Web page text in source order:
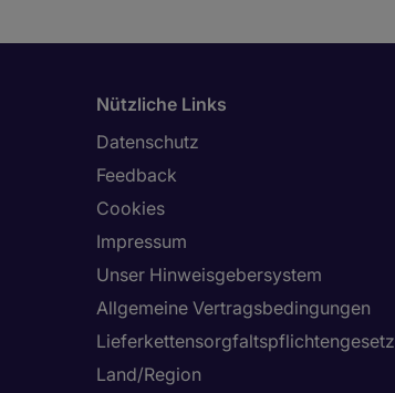
Nützliche Links
Datenschutz
Feedback
Cookies
Impressum
Unser Hinweisgebersystem
Allgemeine Vertragsbedingungen
Lieferkettensorgfaltspflichtengesetz
Land/Region